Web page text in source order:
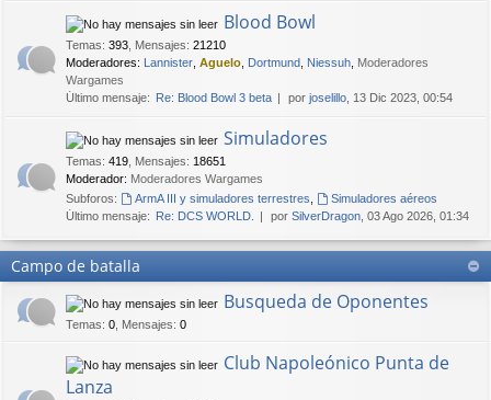
Blood Bowl
Temas: 393 Mensajes: 21210
Moderadores: Lannister Aguelo Dortmund Niessuh Moderadores
Wargames
Último mensaje: Re: Blood Bowl 3 beta por joselillo , 13 Dic 2023, 00:54
Simuladores
Temas: 419 Mensajes: 18651
Moderador: Moderadores Wargames
Subforos:
ArmA III y simuladores terrestres
Simuladores aéreos
Último mensaje: Re: DCS WORLD. por SilverDragon , 03 Ago 2026, 01:34
Campo de batalla
Busqueda de Oponentes
Temas: 0 Mensajes: 0
Club Napoleónico Punta de
Lanza